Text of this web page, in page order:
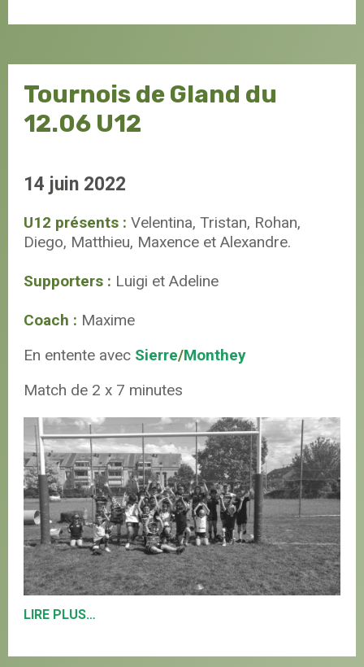
Tournois de Gland du
12.06 U12
14 juin 2022
U12 présents : Velentina, Tristan, Rohan,
Diego, Matthieu, Maxence et Alexandre.
Supporters : Luigi et Adeline
Coach : Maxime
En entente avec Sierre/Monthey
Match de 2 x 7 minutes
LIRE PLUS…